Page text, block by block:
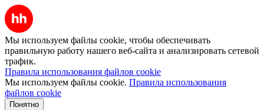
Мы используем файлы cookie, чтобы обеспечивать
правильную работу нашего веб-сайта и анализировать сетевой
трафик.
Правила использования файлов cookie
Мы используем файлы cookie. Правила использования
файлов cookie
Понятно